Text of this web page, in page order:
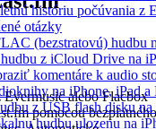
históriu počúvania z
otázky
(bezstratovú) hudbu
z iCloud Drive na
komentáre k audio
na iPhone, iPad a
z USB flash disku
hudbu ulozenu na
alebo Flacbox
pomocou bezplatného